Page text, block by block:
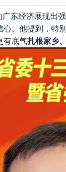
东经济展现出
心。他提到，特
有底气扎根家乡